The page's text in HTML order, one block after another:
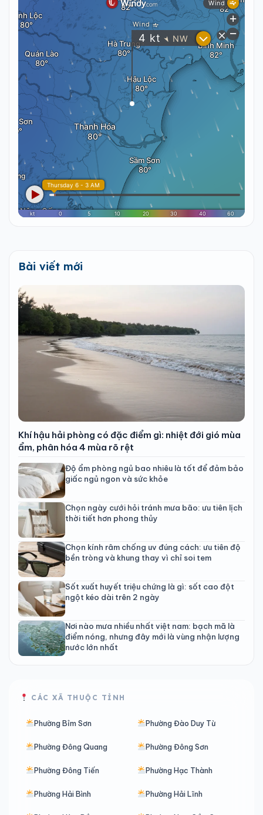
Bài viết mới
Khí hậu hải phòng có đặc điểm gì: nhiệt đới gió mùa
ẩm, phân hóa 4 mùa rõ rệt
Độ ẩm phòng ngủ bao nhiêu là tốt để đảm bảo
giấc ngủ ngon và sức khỏe
Chọn ngày cưới hỏi tránh mưa bão: ưu tiên lịch
thời tiết hơn phong thủy
Chọn kính râm chống uv đúng cách: ưu tiên độ
bền tròng và khung thay vì chỉ soi tem
Sốt xuất huyết triệu chứng là gì: sốt cao đột
ngột kéo dài trên 2 ngày
Nơi nào mưa nhiều nhất việt nam: bạch mã là
điểm nóng, nhưng đây mới là vùng nhận lượng
nước lớn nhất
CÁC XÃ THUỘC TỈNH
Phường Bỉm Sơn Phường Đào Duy Từ
Phường Đông Quang Phường Đông Sơn
Phường Đông Tiến Phường Hạc Thành
Phường Hải Bình Phường Hải Lĩnh